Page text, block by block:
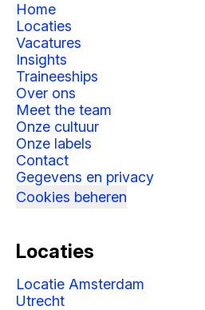
Home
Locaties
Vacatures
Insights
Traineeships
Over ons
Meet the team
Onze cultuur
Onze labels
Contact
Gegevens en privacy
Cookies beheren
Locaties
Locatie Amsterdam
Utrecht